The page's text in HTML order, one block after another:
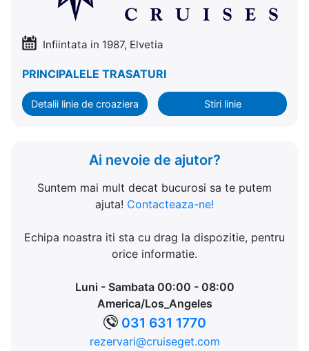
Infiintata in 1987, Elvetia
PRINCIPALELE TRASATURI
Detalii linie de croaziera Stiri linie
Ai nevoie de ajutor?
Suntem mai mult decat bucurosi sa te putem
ajuta! Contacteaza-ne!
Echipa noastra iti sta cu drag la dispozitie, pentru
orice informatie.
Luni - Sambata 00:00 - 08:00
America/Los_Angeles
031 631 1770
rezervari@cruiseget.com